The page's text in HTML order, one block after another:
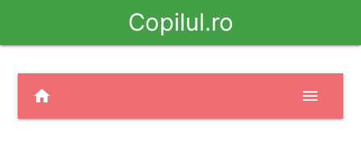
Copilul.ro
home menu